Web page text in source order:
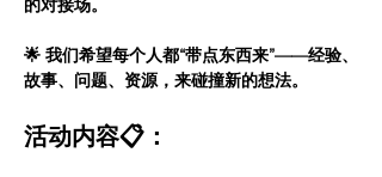
的对接场。
🌟 我们希望每个人都“带点东西来”——经验、
故事、问题、资源，来碰撞新的想法。
活动内容📋：